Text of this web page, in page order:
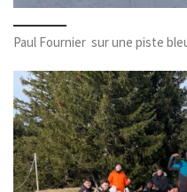
Paul Fournier sur une piste